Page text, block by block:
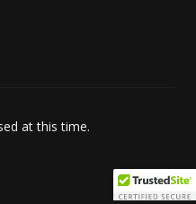
at this time.